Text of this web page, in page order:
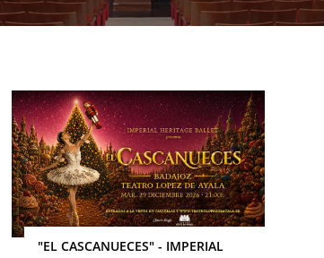
"EL CASCANUECES" - IMPERIAL